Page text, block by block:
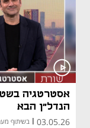
אסטרטגיה
הנדל"ן הבא
03.05.26 בשיתוף